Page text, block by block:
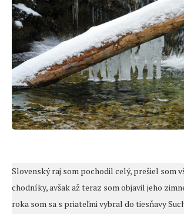
Slovenský raj som pochodil celý, prešiel som
chodníky, avšak až teraz som objavil jeho
roka som sa s priateľmi vybral do tiesňavy